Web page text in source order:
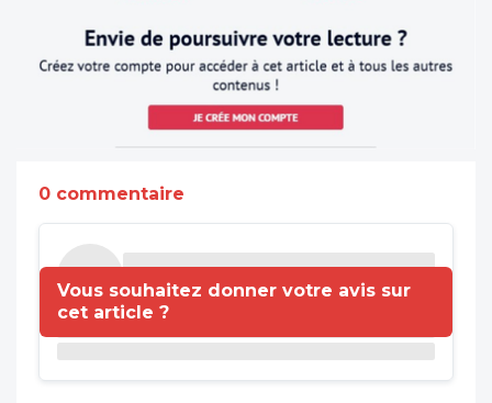
0 commentaire
Vous souhaitez donner votre avis sur
cet article ?